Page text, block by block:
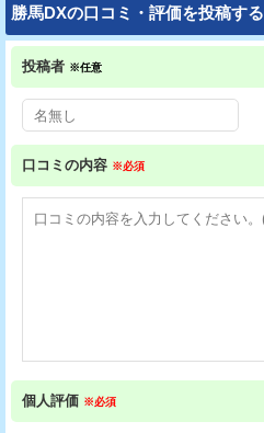
勝馬DXの口コミ・評価を投稿する
投稿者 ※任意
口コミの内容 ※必須
個人評価 ※必須